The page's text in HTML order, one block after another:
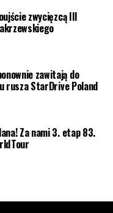
zwycięzcą III
zawitają do
rusza StarDrive Poland
Za nami 3. etap 83.